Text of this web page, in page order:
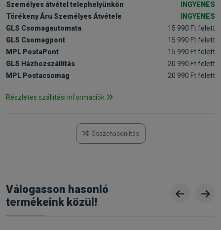
Személyes átvétel telephelyünkön
INGYENES
Törékeny Áru Személyes Átvétele
INGYENES
GLS Csomagautomata
15 990 Ft felett
GLS Csomagpont
15 990 Ft felett
MPL PostaPont
15 990 Ft felett
GLS Házhozszállítás
20 990 Ft felett
MPL Postacsomag
20 990 Ft felett
Részletes szállítási információk
Összehasonlítás
Válogasson hasonló
termékeink közül!